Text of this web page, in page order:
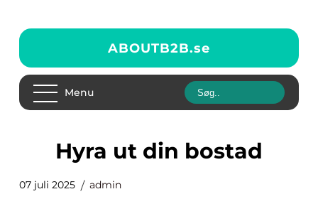
ABOUTB2B.se
Menu
Hyra ut din bostad
07 juli 2025 admin